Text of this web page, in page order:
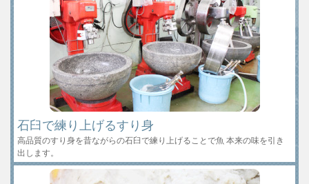
石臼で練り上げるすり身
高品質のすり身を昔ながらの石臼で練り上げることで魚 本来の味を引き
出します。